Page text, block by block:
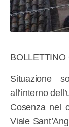
BOLLETTINO
Situazione
all’interno
Cosenza nel
Viale